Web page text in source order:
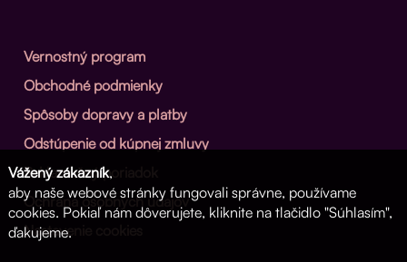
Vernostný program
Obchodné podmienky
Spôsoby dopravy a platby
Odstúpenie od kúpnej zmluvy
Reklamačný poriadok
Ochrana osobných údajov
Nastavenie cookies
Vážený zákazník,
aby naše webové stránky fungovali správne, používame
cookies. Pokiaľ nám dôverujete, kliknite na tlačidlo "Súhlasím",
ďakujeme.